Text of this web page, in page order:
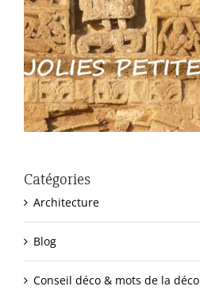
Catégories
Architecture
Blog
Conseil déco & mots de la déco